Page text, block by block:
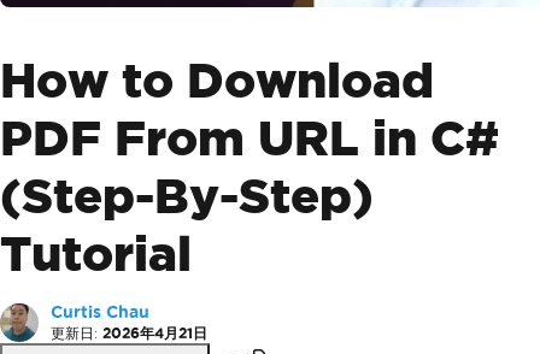
How to Download
PDF From URL in C#
(Step-By-Step)
Tutorial
Curtis Chau
更新日: 2026年4月21日